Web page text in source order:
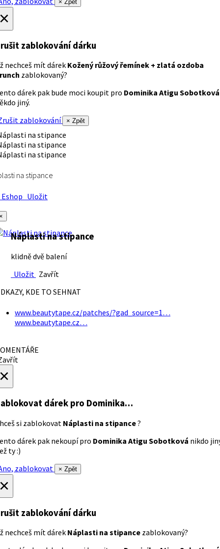
× Zpět
zablokování dárku
nechceš mít dárek Kožený růžový řemínek + zlatá ozdoba
zablokovaný?
dárek pak bude moci koupit pro Dominika Atigu Sobotková
jiný.
zablokování
× Zpět
na stipance
Uložit
Náplasti na stipance
klidně dvě balení
Uložit Zavřít
KDE TO SEHNAT
www.beautytape.cz/patches/?gad_source=1…
www.beautytape.cz…
dárek pro Dominika…
si zablokovat Náplasti na stipance?
dárek pak nekoupí pro Dominika Atigu Sobotková nikdo
ty :)
zablokovat
× Zpět
zablokování dárku
nechceš mít dárek Náplasti na stipance zablokovaný?